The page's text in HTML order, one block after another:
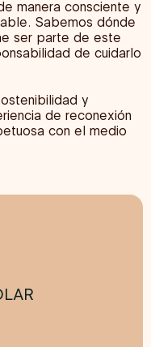
manera consciente y
Sabemos dónde
ser parte de este
de cuidarlo
y
de reconexión
con el medio